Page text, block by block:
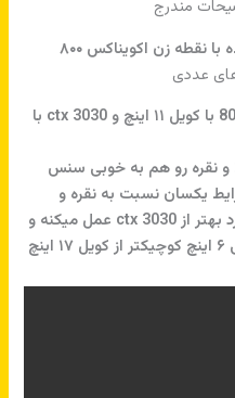
نقطه زن اکویناکس ۸۰۰
تست هوایی و مقایسه اکویناکس 800 با کویل ۱۱ اینچ و ctx 3030 با
و نقره رو هم به خوبی سنس
یکسان نسبت به نقره و
اندازه یکسان بیشتره. در بعصی موارد بهتر از ctx 3030 عمل میکنه و
اکویناکس عمق بهتری میزنه با کویلی ۶ اینچ کوچیکتر از کویل ۱۷ اینچ